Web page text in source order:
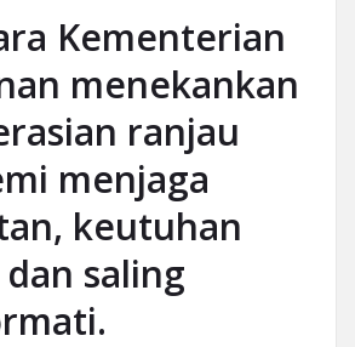
Kementerian
menekankan
ranjau
menjaga
keutuhan
saling